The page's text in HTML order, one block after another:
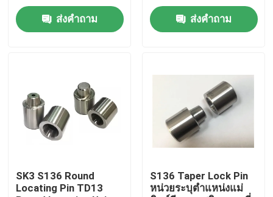
Die Punch Pins
ไกด์พินและบูช
ส่งคำถาม ส่งคำถาม
SK3 S136 Round
Locating Pin TD13
S136 Taper Lock Pin
หน่วยระบุตำแหน่งแม่